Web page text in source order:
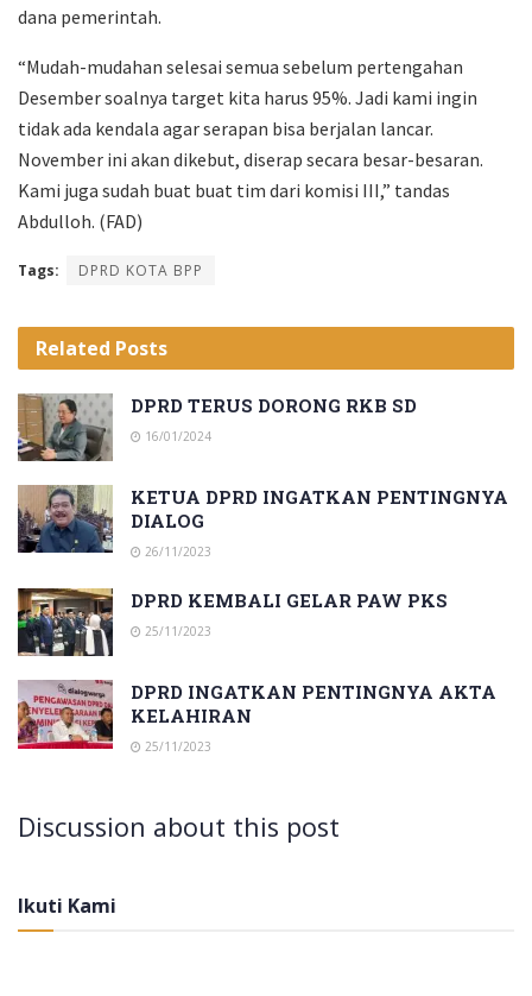
dana pemerintah.
“Mudah-mudahan selesai semua sebelum pertengahan
Desember soalnya target kita harus 95%. Jadi kami ingin
tidak ada kendala agar serapan bisa berjalan lancar.
November ini akan dikebut, diserap secara besar-besaran.
Kami juga sudah buat buat tim dari komisi III,” tandas
Abdulloh. (FAD)
Tags: DPRD KOTA BPP
Related Posts
DPRD TERUS DORONG RKB SD
16/01/2024
KETUA DPRD INGATKAN PENTINGNYA
DIALOG
26/11/2023
DPRD KEMBALI GELAR PAW PKS
25/11/2023
DPRD INGATKAN PENTINGNYA AKTA
KELAHIRAN
25/11/2023
Discussion about this post
Ikuti Kami